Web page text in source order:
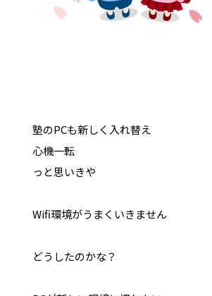
塾のPCも新しく入れ替え
心機一転
っと思いきや
Wifi環境がうまくいきません
どうしたのかな？